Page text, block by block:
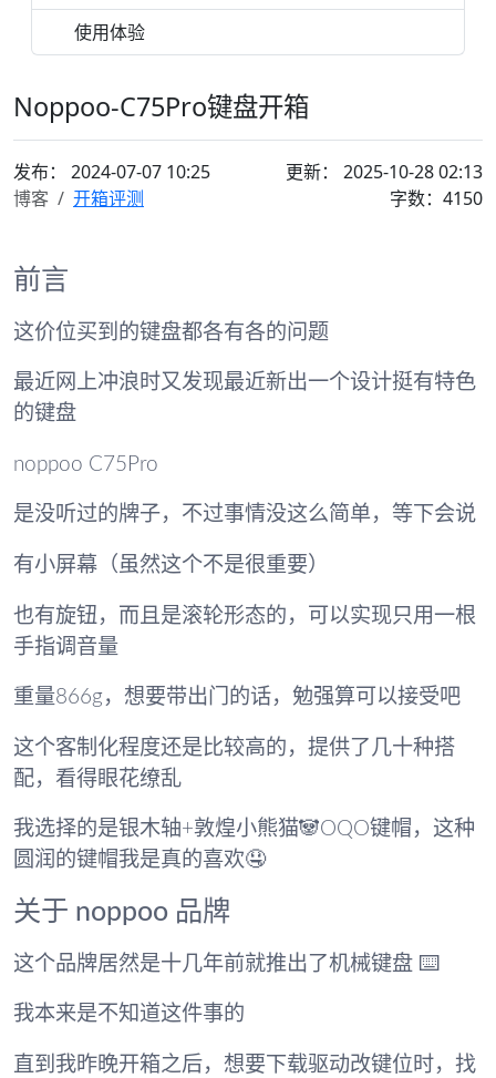
使用体验
Noppoo-C75Pro键盘开箱
发布： 2024-07-07 10:25
更新： 2025-10-28 02:13
博客
开箱评测 字数：4150
前言
这价位买到的键盘都各有各的问题
最近网上冲浪时又发现最近新出一个设计挺有特色
的键盘
noppoo C75Pro
是没听过的牌子，不过事情没这么简单，等下会说
有小屏幕（虽然这个不是很重要）
也有旋钮，而且是滚轮形态的，可以实现只用一根
手指调音量
重量866g，想要带出门的话，勉强算可以接受吧
这个客制化程度还是比较高的，提供了几十种搭
配，看得眼花缭乱
我选择的是银木轴+敦煌小熊猫🐼OQO键帽，这种
圆润的键帽我是真的喜欢🤤
关于 noppoo 品牌
这个品牌居然是十几年前就推出了机械键盘 ⌨️
我本来是不知道这件事的
直到我昨晚开箱之后，想要下载驱动改键位时，找